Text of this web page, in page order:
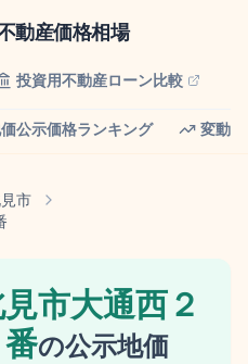
動産価格相場
投資用不動産ローン比較
公示価格ランキング 変動
市
市大通西２
の公示地価